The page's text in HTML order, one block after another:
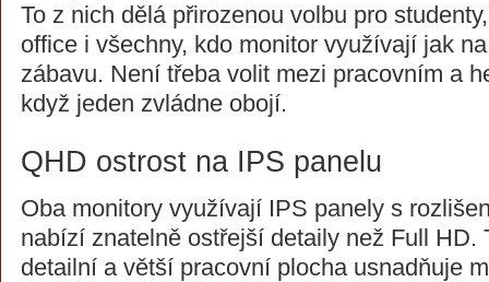
To z nich dělá přirozenou volbu pro
office i všechny, kdo monitor využívají jak
zábavu. Není třeba volit mezi pracovním a
když jeden zvládne obojí.
QHD ostrost na IPS panelu
Oba monitory využívají IPS panely s
nabízí znatelně ostřejší detaily než Full HD.
detailní a větší pracovní plocha usnadňuje